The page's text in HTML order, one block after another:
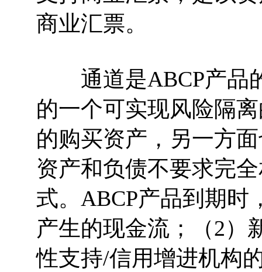
商业汇票。
通道是ABCP产品
的一个可实现风险隔
的购买资产，另一方
资产和负债不要求完
式。ABCP产品到期时
产生的现金流；（2）
性支持/信用增进机构